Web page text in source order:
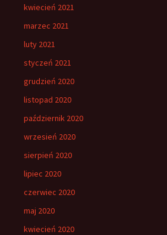
kwiecień 2021
marzec 2021
luty 2021
styczeń 2021
grudzień 2020
listopad 2020
październik 2020
wrzesień 2020
sierpień 2020
lipiec 2020
czerwiec 2020
maj 2020
kwiecień 2020